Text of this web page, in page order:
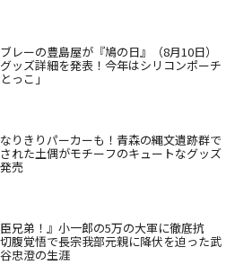
レーの豊島屋が『鳩の日』（8月10日）
ッズ詳細を発表！今年はシリコンポーチ
っこ」
りきりパーカーも！青森の縄文遺跡群で
れた土偶がモチーフのキュートなグッズ
売
臣兄弟！』小一郎の5万の大軍に徹底抗
腹覚悟で長宗我部元親に降伏を迫った武
忠澄の生涯